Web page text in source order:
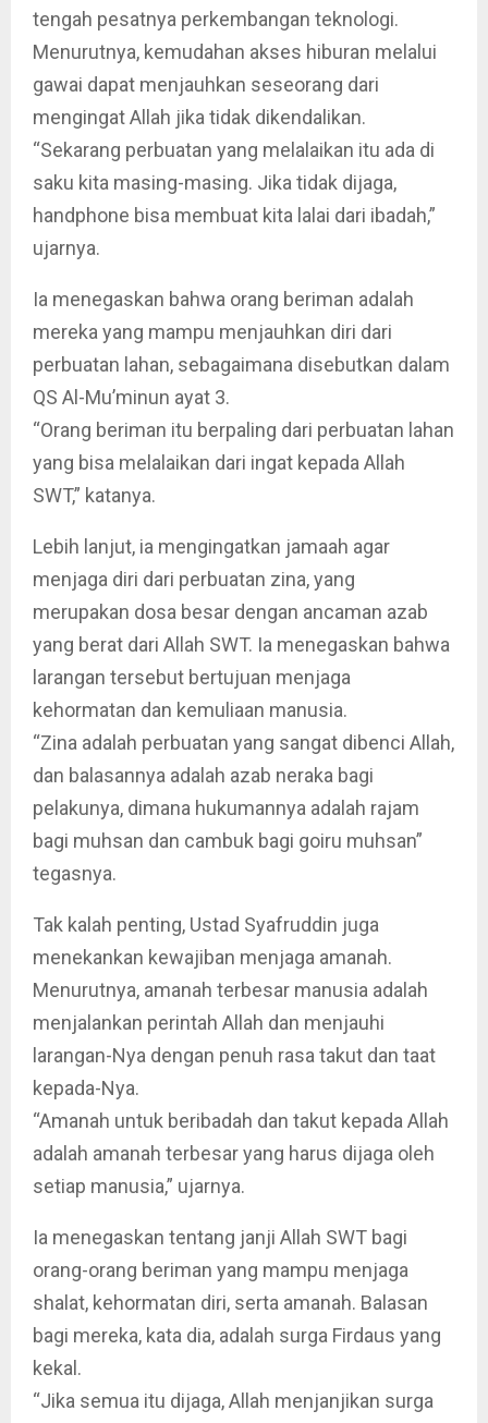
tengah pesatnya perkembangan teknologi.
Menurutnya, kemudahan akses hiburan melalui
gawai dapat menjauhkan seseorang dari
mengingat Allah jika tidak dikendalikan.
“Sekarang perbuatan yang melalaikan itu ada di
saku kita masing-masing. Jika tidak dijaga,
handphone bisa membuat kita lalai dari ibadah,”
ujarnya.
Ia menegaskan bahwa orang beriman adalah
mereka yang mampu menjauhkan diri dari
perbuatan lahan, sebagaimana disebutkan dalam
QS Al-Mu’minun ayat 3.
“Orang beriman itu berpaling dari perbuatan lahan
yang bisa melalaikan dari ingat kepada Allah
SWT,” katanya.
Lebih lanjut, ia mengingatkan jamaah agar
menjaga diri dari perbuatan zina, yang
merupakan dosa besar dengan ancaman azab
yang berat dari Allah SWT. Ia menegaskan bahwa
larangan tersebut bertujuan menjaga
kehormatan dan kemuliaan manusia.
“Zina adalah perbuatan yang sangat dibenci Allah,
dan balasannya adalah azab neraka bagi
pelakunya, dimana hukumannya adalah rajam
bagi muhsan dan cambuk bagi goiru muhsan”
tegasnya.
Tak kalah penting, Ustad Syafruddin juga
menekankan kewajiban menjaga amanah.
Menurutnya, amanah terbesar manusia adalah
menjalankan perintah Allah dan menjauhi
larangan-Nya dengan penuh rasa takut dan taat
kepada-Nya.
“Amanah untuk beribadah dan takut kepada Allah
adalah amanah terbesar yang harus dijaga oleh
setiap manusia,” ujarnya.
Ia menegaskan tentang janji Allah SWT bagi
orang-orang beriman yang mampu menjaga
shalat, kehormatan diri, serta amanah. Balasan
bagi mereka, kata dia, adalah surga Firdaus yang
kekal.
“Jika semua itu dijaga, Allah menjanjikan surga